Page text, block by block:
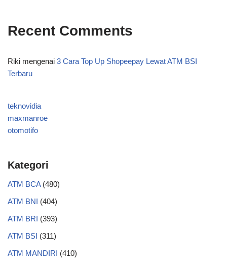
Recent Comments
Riki mengenai 3 Cara Top Up Shopeepay Lewat ATM BSI
Terbaru
teknovidia
maxmanroe
otomotifo
Kategori
ATM BCA(480)
ATM BNI (404)
ATM BRI (393)
ATM BSI (311)
ATM MANDIRI (410)